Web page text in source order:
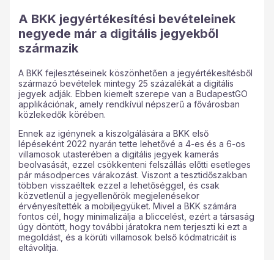
A BKK jegyértékesítési bevételeinek
negyede már a digitális jegyekből
származik
A BKK fejlesztéseinek köszönhetően a jegyértékesítésből
származó bevételek mintegy 25 százalékát a digitális
jegyek adják. Ebben kiemelt szerepe van a BudapestGO
applikációnak, amely rendkívül népszerű a fővárosban
közlekedők körében.
Ennek az igénynek a kiszolgálására a BKK első
lépéseként 2022 nyarán tette lehetővé a 4-es és a 6-os
villamosok utasterében a digitális jegyek kamerás
beolvasását, ezzel csökkenteni felszállás előtti esetleges
pár másodperces várakozást. Viszont a tesztidőszakban
többen visszaéltek ezzel a lehetőséggel, és csak
közvetlenül a jegyellenőrök megjelenésekor
érvényesítették a mobiljegyüket. Mivel a BKK számára
fontos cél, hogy minimalizálja a bliccelést, ezért a társaság
úgy döntött, hogy további járatokra nem terjeszti ki ezt a
megoldást, és a körúti villamosok belső kódmatricáit is
eltávolítja.